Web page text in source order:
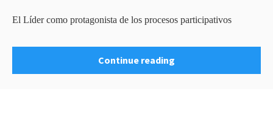
El Líder como protagonista de los procesos participativos
Continue reading